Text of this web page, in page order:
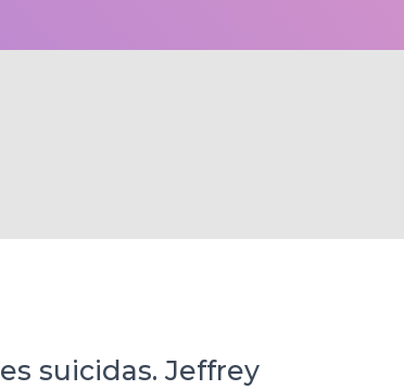
suicidas. Jeffrey